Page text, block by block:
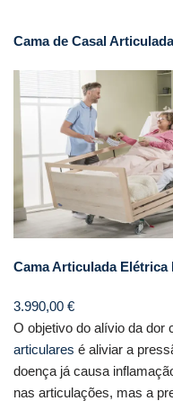
Cama de Casal
Cama Articulada
3.990,00 €
O objetivo do alívio da dor
articulares é aliviar a
doença já causa
nas articulações, mas a